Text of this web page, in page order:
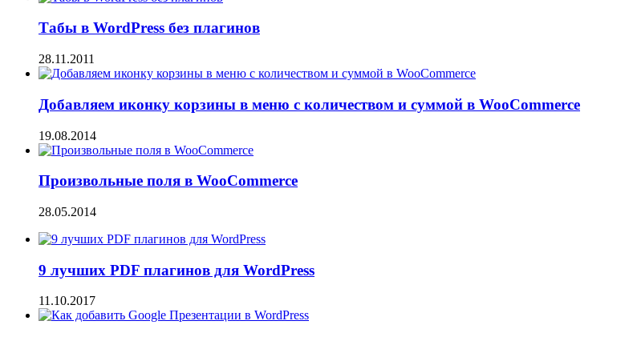
Табы в WordPress без плагинов
28.11.2011
Добавляем иконку корзины в меню с количеством и суммой в WooCommerce
19.08.2014
Произвольные поля в WooCommerce
28.05.2014
9 лучших PDF плагинов для WordPress
11.10.2017